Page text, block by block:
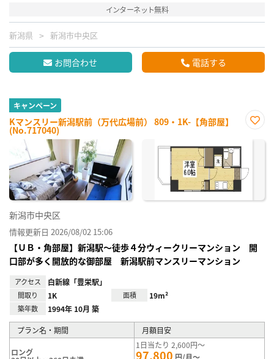
インターネット無料
新潟県 新潟市中央区
お問合わせ 電話する
キャンペーン
Kマンスリー新潟駅前（万代広場前） 809・1K-【角部屋】
(No.717040)
に入
新潟市中央区
情報更新日 2026/08/02 15:06
【ＵＢ・角部屋】新潟駅～徒歩４分ウィークリーマンション 開
口部が多く開放的な御部屋 新潟駅前マンスリーマンション
アクセス 白新線「豊栄駅」
間取り 1K 面積 19m²
築年数 1994年 10月 築
プラン名・期間 月額目安
ロング
1日当たり 2,600円～
97,800 円/月～